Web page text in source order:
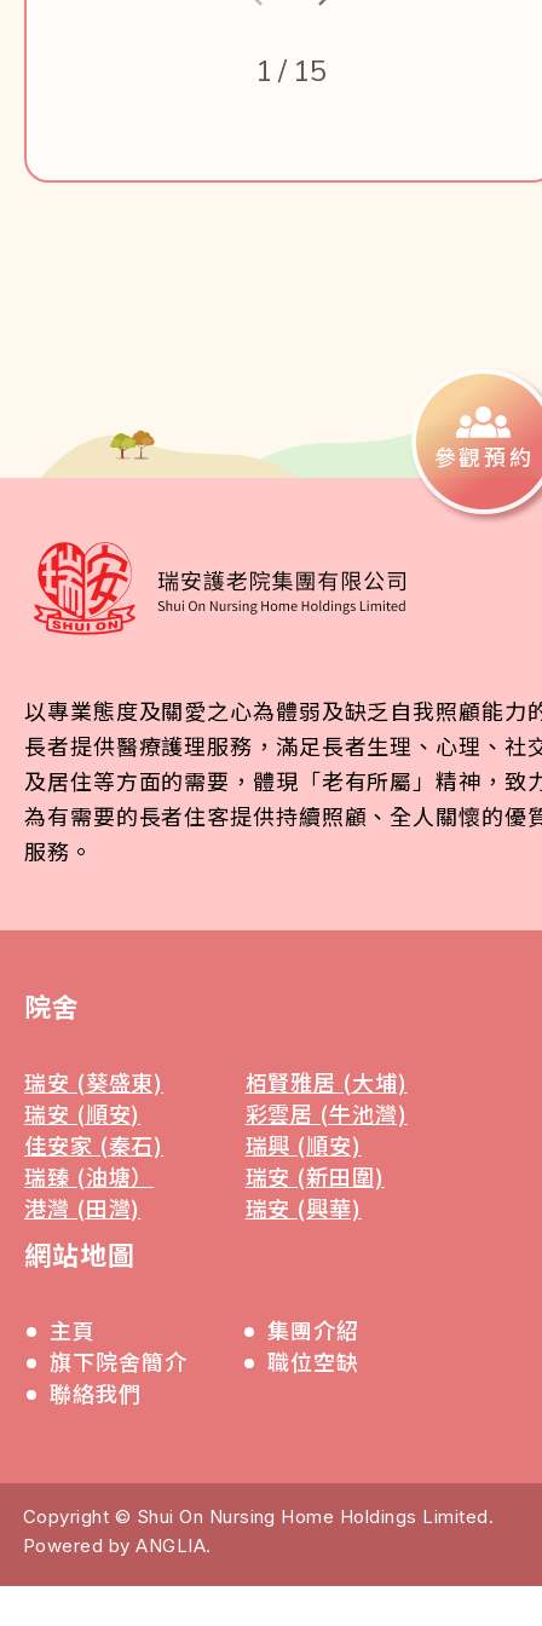
1 / 15
參觀預約
以專業態度及關愛之心為體弱及缺乏自我照顧能力
長者提供醫療護理服務，滿足長者生理、心理、社
及居住等方面的需要，體現「老有所屬」精神，致
為有需要的長者住客提供持續照顧、全人關懷的優
服務。
院舍
瑞安 (葵盛東)
栢賢雅居 (大埔)
瑞安 (順安)
彩雲居 (牛池灣)
佳安家 (秦石)
瑞興 (順安)
瑞臻 (油塘）
瑞安 (新田圍)
港灣 (田灣)
瑞安 (興華)
網站地圖
主頁
集團介紹
旗下院舍簡介
職位空缺
聯絡我們
Copyright © Shui On Nursing Home Holdings Limited.
Powered byANGLIA.